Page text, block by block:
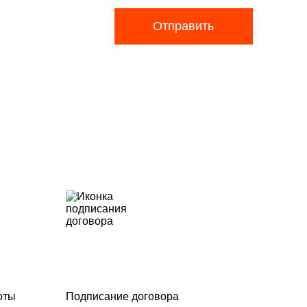
Отправить
Подписание договора